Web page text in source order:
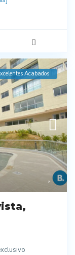
Acabados